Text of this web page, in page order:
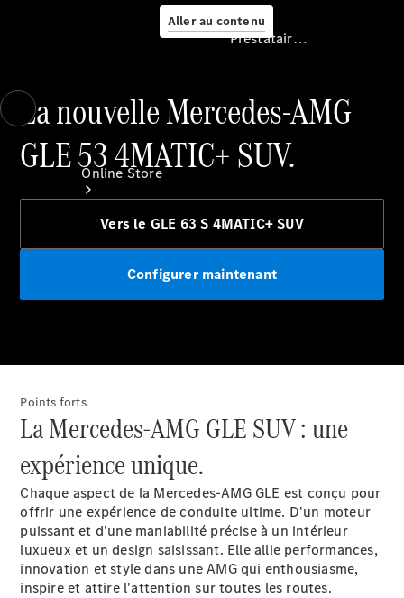
Aller au contenu
Prestataire /
données
Online Store
Certified
d’occasion
Accessoires
pour
véhicules
Options
numériques
Prestataire / Protection des données
La nouvelle Mercedes-AMG
GLE 53 4MATIC+ SUV.
Vers le GLE 63 S 4MATIC+ SUV
Configurer maintenant
Points forts
La Mercedes-AMG GLE SUV : une
expérience unique.
Chaque aspect de la Mercedes-AMG GLE est conçu pour
offrir une expérience de conduite ultime. D'un moteur
puissant et d'une maniabilité précise à un intérieur
luxueux et un design saisissant. Elle allie performances,
innovation et style dans une AMG qui enthousiasme,
inspire et attire l'attention sur toutes les routes.